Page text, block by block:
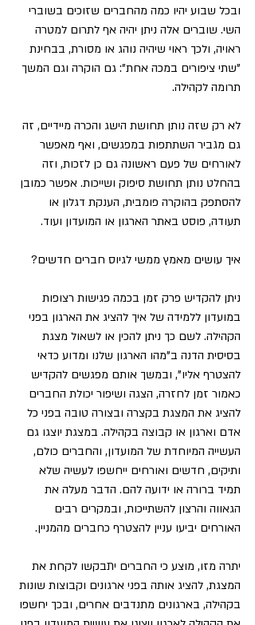
ובכל שבוע יהיו כמה מהחברים שזוכים בשוברי
השי. שוברים אלה ניתן יהיה אף לתרום למטרה
ראויה, ולכך ראוי שיהיה נוהג או מסורת, בבחינת
"שתי ציפורים במכה אחת": גם הוקרה וגם המשך
תרומה לקהילה.
לא רק שזה נותן תחושת הישג והכרה מיידיים, זה
גם מגביר השתתפות במפגשים, ואף מאפשר
לאורחים של פעם ראשונה גם כן לזכות, וזה
בהחלט נותן תחושת סיפוק ושייכות. אפשר כמובן
להסתפק בהוקרה פומבית, הענקת דגלון או
תעודה, פוסט באתר הארגון או המועדון ועוד.
איך עושים מאמץ ממשי לגיוס חברים חדשים?
ניתן להקדיש פרק זמן בכמה פגישות רצופות
במועדון ללמידה של איך להציג את הארגון בפני
הקהילה. לשם כך ניתן להכין או לשאול מצגת
בסיסית הדנה ב"מהו הארגון שלנו ומדוע כדאי
להצטרף אליו", ובמשך אותם מפגשים להקדיש
כאמור זמן לחזרה, הצגה ושיפור יכולת החברים
להציג את המצגת בקצרה ובצורה טובה בפני כל
אדם וארגון או קבוצה בקהילה. במצגת יוצגו גם
העשייה המיוחדת של המועדון, והחברים כולם,
ותיקים, חדשים ואורחים ייחשפו לעשיה שלא
תמיד ברורה או ידועה להם. הדבר מעלה את
הגאווה והרצון להשתייכות, ובמקרים רבים
האורחים יביעו עניין להצטרף כחברים מהמניין.
יתרה מזו, מוצע כי החברים יתבקשו לקחת את
המצגת, להציג אותה בפני ארגונים וקבוצות שונות
בקהילה, בארגונים מתנדבים אחרים, ובכך יחשפו